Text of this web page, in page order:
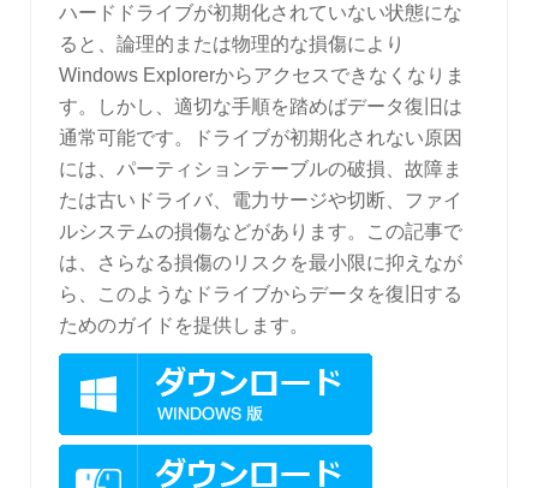
ハードドライブが初期化されていない状態にな
ると、論理的または物理的な損傷により
Windows Explorerからアクセスできなくなりま
す。しかし、適切な手順を踏めばデータ復旧は
通常可能です。ドライブが初期化されない原因
には、パーティションテーブルの破損、故障ま
たは古いドライバ、電力サージや切断、ファイ
ルシステムの損傷などがあります。この記事で
は、さらなる損傷のリスクを最小限に抑えなが
ら、このようなドライブからデータを復旧する
ためのガイドを提供します。